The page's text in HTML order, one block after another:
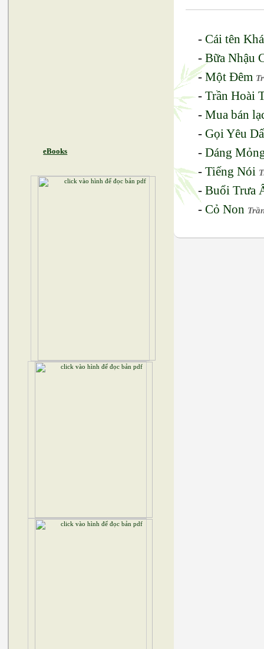
eBooks
-Cái tên
-Bữa Nhậu
-Một Đêm
-Trần Hoài
-Mua bán
-Gọi Yêu
-Dáng
-Tiếng Nói
-Buổi Trưa
-Cỏ Non